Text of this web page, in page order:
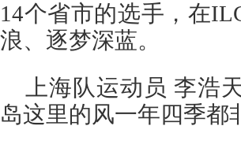
14个省市的选手，在
浪、逐梦深蓝。
上海队运动员 李浩
岛这里的风一年四季都